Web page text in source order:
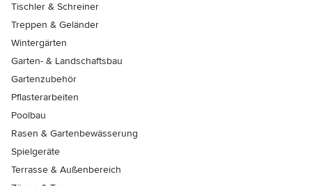
Tischler & Schreiner
Treppen & Geländer
Wintergärten
Garten- & Landschaftsbau
Gartenzubehör
Pflasterarbeiten
Poolbau
Rasen & Gartenbewässerung
Spielgeräte
Terrasse & Außenbereich